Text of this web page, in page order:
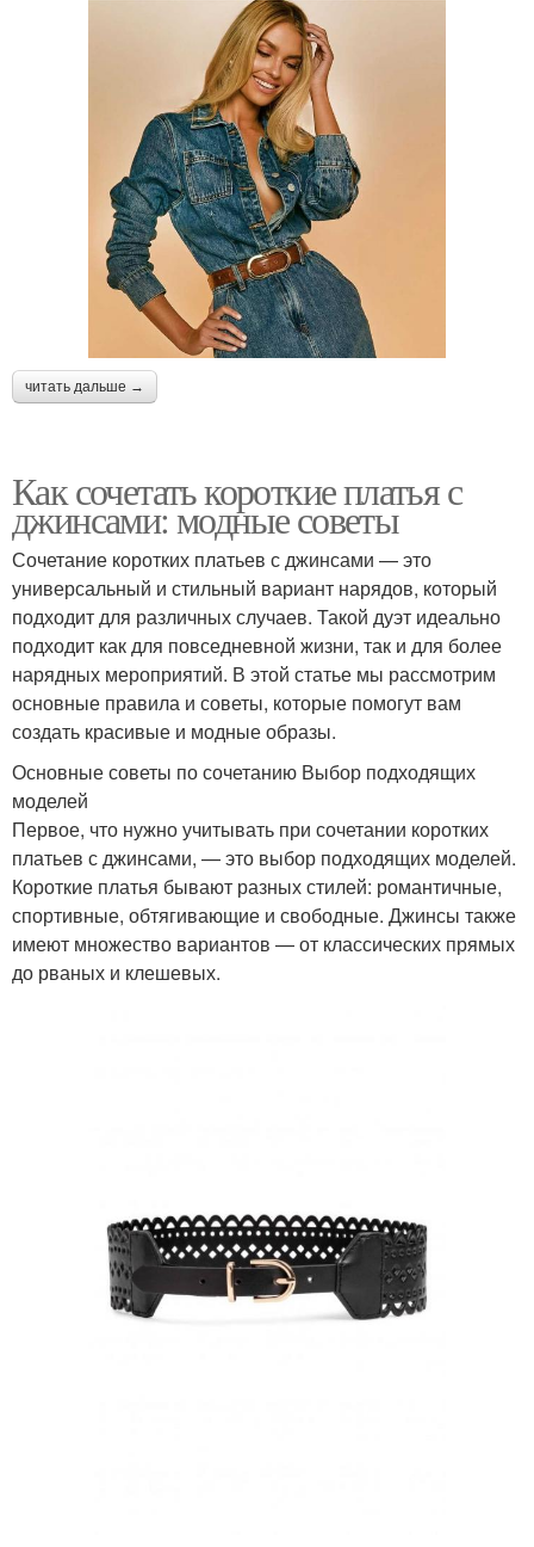
читать дальше →
Как сочетать короткие платья с
джинсами: модные советы
Сочетание коротких платьев с джинсами — это
универсальный и стильный вариант нарядов, который
подходит для различных случаев. Такой дуэт идеально
подходит как для повседневной жизни, так и для более
нарядных мероприятий. В этой статье мы рассмотрим
основные правила и советы, которые помогут вам
создать красивые и модные образы.
Основные советы по сочетанию Выбор подходящих
моделей
Первое, что нужно учитывать при сочетании коротких
платьев с джинсами, — это выбор подходящих моделей.
Короткие платья бывают разных стилей: романтичные,
спортивные, обтягивающие и свободные. Джинсы также
имеют множество вариантов — от классических прямых
до рваных и клешевых.